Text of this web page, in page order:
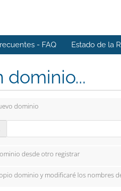
- FAQ Estado de la
dominio...
dominio
desde otro registrar
dominio y modificaré los nombres